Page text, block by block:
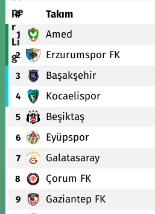
# Takım
1 Amed
2 Erzurumspor FK
3 Başakşehir
4 Kocaelispor
5 Beşiktaş
6 Eyüpspor
7 Galatasaray
8 Çorum FK
9 Gaziantep FK